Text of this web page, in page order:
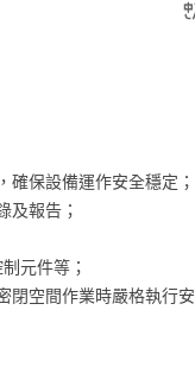
保設備運作安全穩定；
及報告；
元件等；
閉空間作業時嚴格執行安